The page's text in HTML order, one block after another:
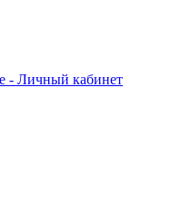
- Личный кабинет